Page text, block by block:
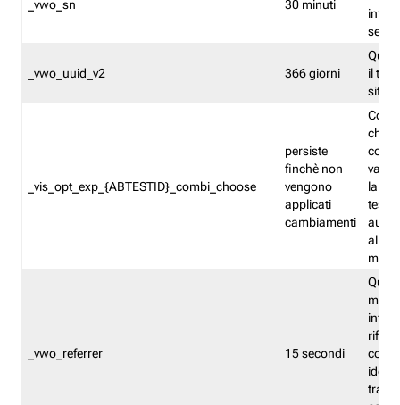
_vwo_sn 30 minuti
_vwo_uuid_v2 366 giorni
il
sito
_vis_opt_exp_{ABTESTID}_combi_choose
persiste
finchè non
vengono
applicati
cambiamenti
che
la
test.
_vwo_referrer 15 secondi